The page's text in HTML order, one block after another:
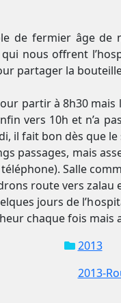
de fermier âge
nous offrent
partager la
partir à 8h30
vers 10h et n’a
il fait bon dès que
passages, mais
Salle
route vers zalau
jours de
chaque fois mais
2013
2013-